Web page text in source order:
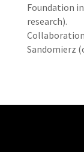
Foundation
research).
Sandomierz